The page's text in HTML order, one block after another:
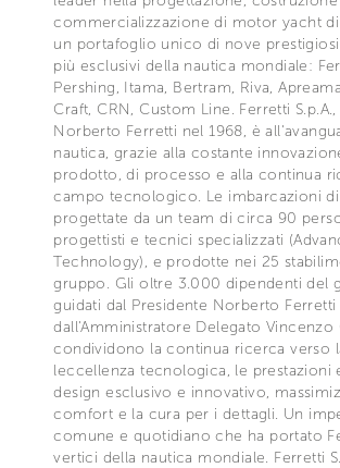
commercializzazione di motor yacht
un portafoglio unico di nove
più esclusivi della nautica mondiale:
Pershing, Itama, Bertram, Riva,
Craft, CRN, Custom Line. Ferretti
Norberto Ferretti nel 1968, è
nautica, grazie alla costante
prodotto, di processo e alla continua
campo tecnologico. Le imbarcazioni
progettate da un team di circa 90
progettisti e tecnici specializzati
Technology), e prodotte nei 25
gruppo. Gli oltre 3.000 dipendenti del
guidati dal Presidente Norberto Ferretti
dall'Amministratore Delegato Vincenzo
condividono la continua ricerca verso
leccellenza tecnologica, le prestazioni
design esclusivo e innovativo,
comfort e la cura per i dettagli. Un
comune e quotidiano che ha portato
vertici della nautica mondiale. Ferretti